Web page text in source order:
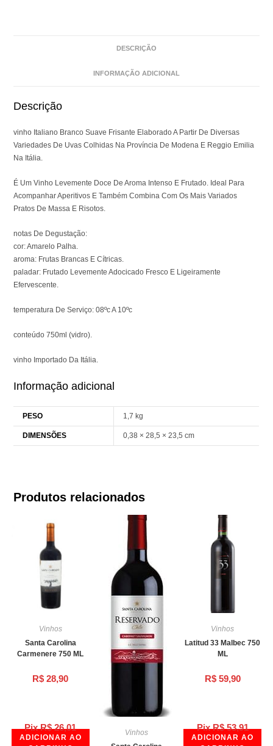
DESCRIÇÃO
INFORMAÇÃO ADICIONAL
Descrição
vinho Italiano Branco Suave Frisante Elaborado A Partir De Diversas
Variedades De Uvas Colhidas Na Província De Modena E Reggio Emilia
Na Itália.
É Um Vinho Levemente Doce De Aroma Intenso E Frutado. Ideal Para
Acompanhar Aperitivos E Também Combina Com Os Mais Variados
Pratos De Massa E Risotos.
notas De Degustação:
cor: Amarelo Palha.
aroma: Frutas Brancas E Cítricas.
paladar: Frutado Levemente Adocicado Fresco E Ligeiramente
Efervescente.
temperatura De Serviço: 08ºc A 10ºc
conteúdo 750ml (vidro).
vinho Importado Da Itália.
Informação adicional
PESO 1,7 kg
DIMENSÕES 0,38 × 28,5 × 23,5 cm
Produtos relacionados
Pix R$26,01
Vinhos
Santa Carolina
Carmenere 750 ML
R$ 28,90
ADICIONAR AO
Vinhos
Pix R$53,91
Vinhos
Latitud 33 Malbec 750
ML
R$59,90
ADICIONAR AO